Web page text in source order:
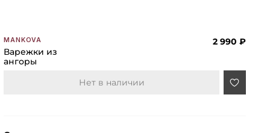
MANKOVA
Варежки из
ангоры
2 990 ₽
Нет в наличии